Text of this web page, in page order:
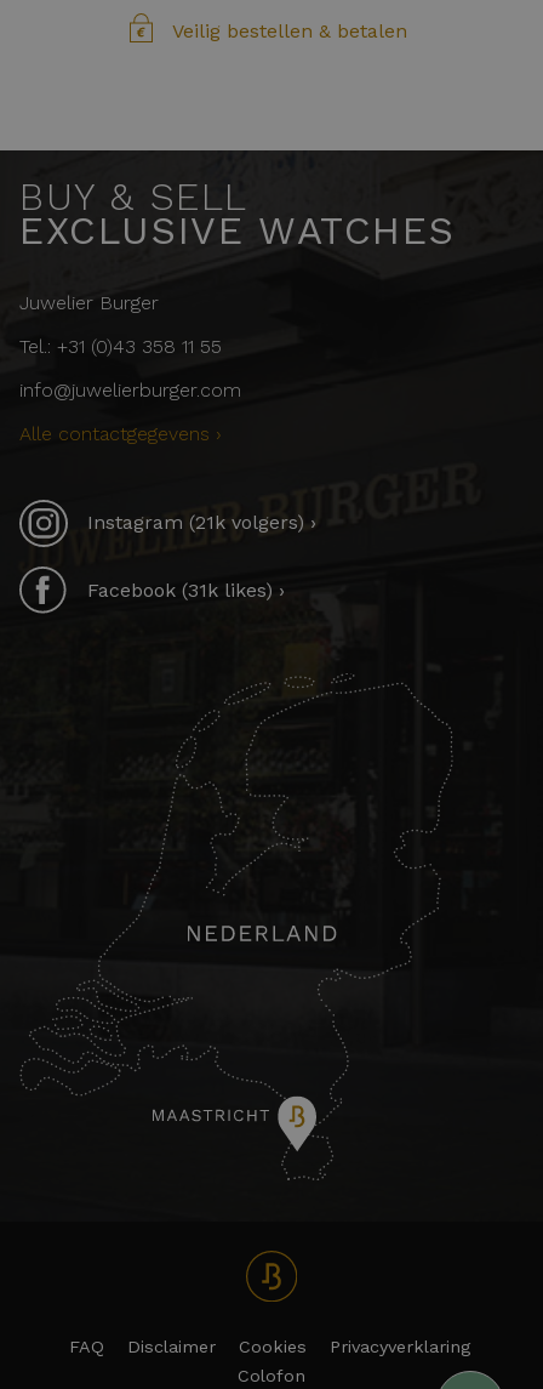
Veilig bestellen & betalen
BUY & SELL
EXCLUSIVE WATCHES
Juwelier Burger
Tel.: +31 (0)43 358 11 55
info@juwelierburger.com
Alle contactgegevens ›
Instagram (21k volgers) ›
Facebook (31k likes) ›
FAQ Disclaimer Cookies
Privacyverklaring
Colofon